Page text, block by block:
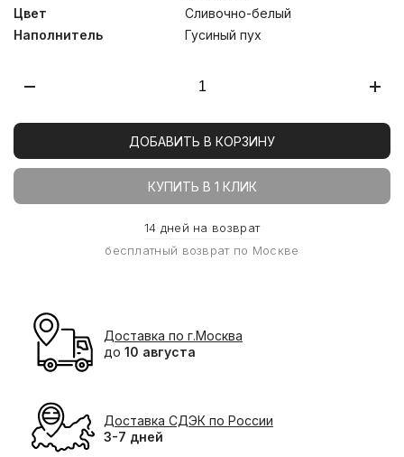
Цвет
Сливочно-белый
Наполнитель
Гусиный пух
ДОБАВИТЬ В КОРЗИНУ
КУПИТЬ В 1 КЛИК
14 дней на возврат
бесплатный возврат по Москве
Доставка по г.Москва
до 10 августа
Доставка СДЭК по России
3-7 дней